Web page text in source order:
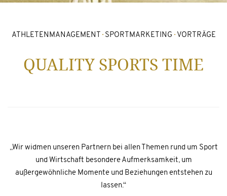
ATHLETENMANAGEMENT·SPORTMARKETING ·VORTRÄGE
QUALITY SPORTS TIME
„Wir widmen unseren Partnern bei allen Themen rund um Sport
und Wirtschaft besondere Aufmerksamkeit, um
außergewöhnliche Momente und Beziehungen entstehen zu
lassen.“